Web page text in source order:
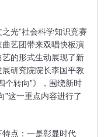
光”社会科学知识竞赛
艺团带来双唱快板演
的形式生动展现了新
研究院院长李国平教
个转向”》，围绕新时
”这一重点内容进行了
点：一是彰显时代